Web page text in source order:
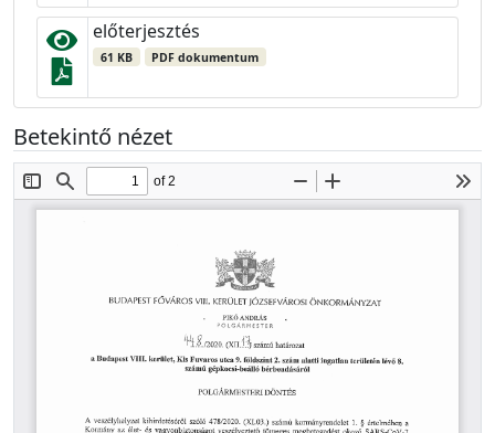
előterjesztés
61 KB PDF dokumentum
Betekintő nézet